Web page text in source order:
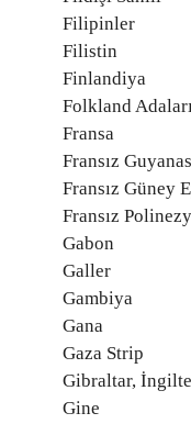
Filipinler
Filistin
Finlandiya
Folkland
Fransa
Fransız
Fransız Güney
Fransız
Gabon
Galler
Gambiya
Gana
Gaza Strip
Gibraltar,
Gine